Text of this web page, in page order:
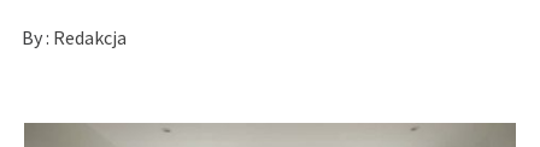
By : Redakcja